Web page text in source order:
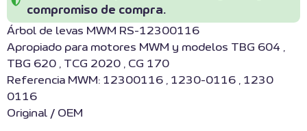
compromiso de compra.
Árbol de levas MWM RS-12300116
Apropiado para motores MWM y modelos TBG 604 ,
TBG 620 , TCG 2020 , CG 170
Referencia MWM: 12300116 , 1230-0116 , 1230
0116
Original / OEM